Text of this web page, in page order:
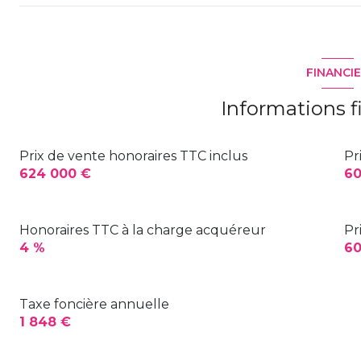
dressing
Salle d'eau
WC
Informations
Prix de vente honoraires TTC inclus
624 000 €
Honoraires TTC à la charge acquéreur
4 %
Taxe foncière annuelle
1 848 €